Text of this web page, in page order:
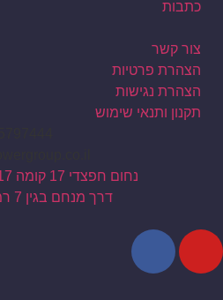
כתבות
צור קשר
הצהרת פרטיות
הצהרת נגישות
תקנון ותנאי שימוש
נחום חפצדי 17 קומה 17 מגדל רם ירושלים
דרך מנחם בגין 7 רמת גן קומה 22